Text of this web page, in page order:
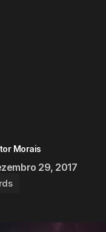
Morais
29, 2017